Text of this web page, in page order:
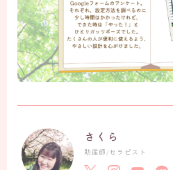
ケアメニュー、講座について
ブログ
いのちの営み
ホームページ作成日記
さくら
助産師/セラピスト